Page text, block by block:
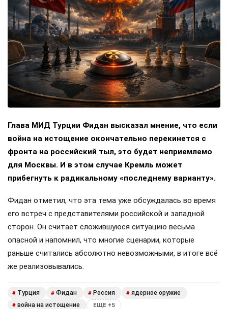
Глава МИД Турции Фидан высказал мнение, что если
война на истощение окончательно перекинется с
фронта на российский тыл, это будет неприемлемо
для Москвы. И в этом случае Кремль может
прибегнуть к радикальному «последнему варианту».
Фидан отметил, что эта тема уже обсуждалась во время
его встреч с представителями российской и западной
сторон. Он считает сложившуюся ситуацию весьма
опасной и напомнил, что многие сценарии, которые
раньше считались абсолютно невозможными, в итоге всё
же реализовывались.
# Турция # Фидан # Россия # ядерное оружие
# война на истощение ЕЩЕ +5